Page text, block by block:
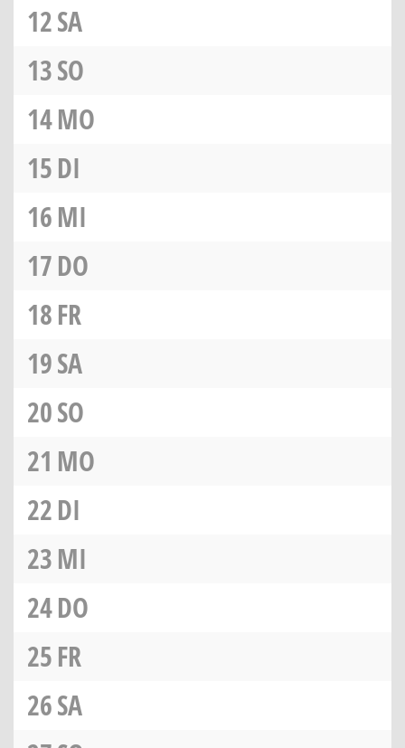
12SA
13SO
14MO
15DI
16MI
17DO
18FR
19SA
20SO
21 MO
22DI
23MI
24DO
25FR
26SA